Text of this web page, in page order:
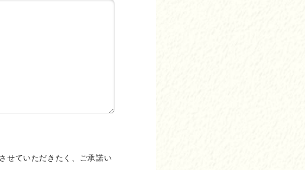
せていただきたく、ご承諾い